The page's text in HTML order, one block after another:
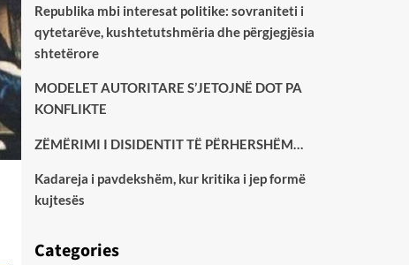
Republika mbi interesat politike: sovraniteti i
qytetarëve, kushtetutshmëria dhe përgjegjësia
shtetërore
MODELET AUTORITARE S’JETOJNË DOT PA
KONFLIKTE
ZËMËRIMI I DISIDENTIT TË PËRHERSHËM…
Kadareja i pavdekshëm, kur kritika i jep formë
kujtesës
Categories